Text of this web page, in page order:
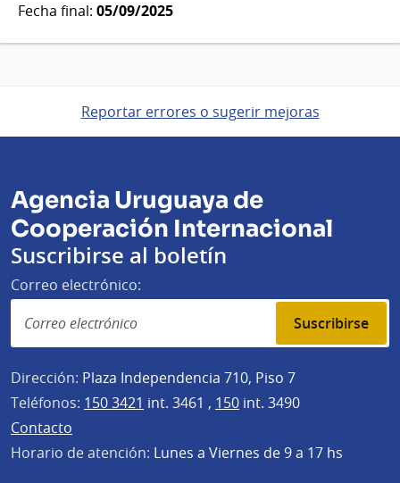
Fecha final: 05/09/2025
Reportar errores o sugerir mejoras
Agencia Uruguaya de
Cooperación Internacional
Suscribirse al boletín
Correo electrónico:
Suscribirse
Dirección: Plaza Independencia 710, Piso 7
Teléfonos: 150 3421 int. 3461 , 150 int. 3490
Contacto
Horario de atención: Lunes a Viernes de 9 a 17 hs